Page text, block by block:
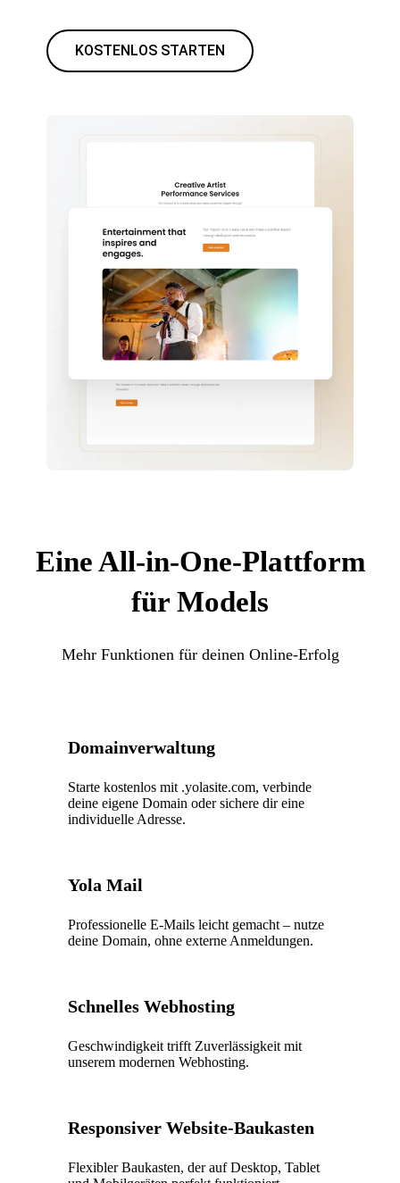
KOSTENLOS STARTEN
Eine All-in-One-Plattform
für Models
Mehr Funktionen für deinen Online-Erfolg
Domainverwaltung
Starte kostenlos mit .yolasite.com, verbinde
deine eigene Domain oder sichere dir eine
individuelle Adresse.
Yola Mail
Professionelle E-Mails leicht gemacht – nutze
deine Domain, ohne externe Anmeldungen.
Schnelles Webhosting
Geschwindigkeit trifft Zuverlässigkeit mit
unserem modernen Webhosting.
Responsiver Website-Baukasten
Flexibler Baukasten, der auf Desktop, Tablet